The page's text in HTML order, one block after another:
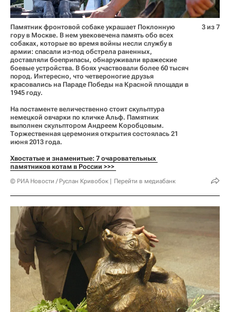
Памятник фронтовой собаке украшает Поклонную
гору в Москве. В нем увековечена память обо всех
собаках, которые во время войны несли службу в
армии: спасали из-под обстрела раненных,
доставляли боеприпасы, обнаруживали вражеские
боевые устройства. В боях участвовали более 60 тысяч
пород. Интересно, что четвероногие друзья
красовались на Параде Победы на Красной площади в
1945 году.
На постаменте величественно стоит скульптура
немецкой овчарки по кличке Альф. Памятник
выполнен скульптором Андреем Коробцовым.
Торжественная церемония открытия состоялась 21
июня 2013 года.
Хвостатые и знаменитые: 7 очаровательных
памятников котам в России >>>
© РИА Новости / Руслан Кривобок Перейти в медиабанк
3 из 7